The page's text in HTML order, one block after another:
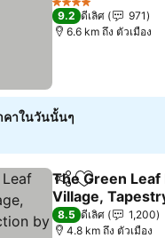
4 ดาว
9.2 ดีเลิศ
971
6.6 km ถึง ตัวเมือง
คาในวันนั้นๆ
แชร์ เพิ่มในรายก
The Green Leaf
Village,
Collection by
8.5 ดีเลิศ
1,200
4.8 km ถึง ตัวเมือง